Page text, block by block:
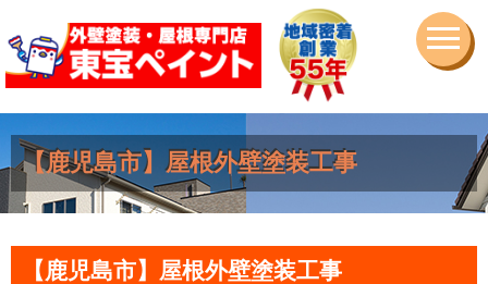
【鹿児島市】屋根外壁塗装工事
【鹿児島市】屋根外壁塗装工事